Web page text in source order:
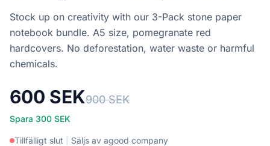
Stock up on creativity with our 3-Pack stone paper
notebook bundle. A5 size, pomegranate red
hardcovers. No deforestation, water waste or harmful
chemicals.
600 SEK900 SEK
Spara 300 SEK
Tillfälligt slut Säljs av agood company